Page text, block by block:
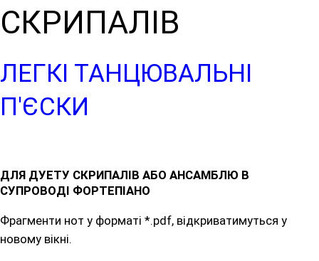
СКРИПАЛІВ
ЛЕГКІ ТАНЦЮВАЛЬНІ
П'ЄСКИ
ДЛЯ ДУЕТУ СКРИПАЛІВ АБО АНСАМБЛЮ В
СУПРОВОДІ ФОРТЕПІАНО
Фрагменти нот у форматі *.pdf, відкриватимуться у
новому вікні.